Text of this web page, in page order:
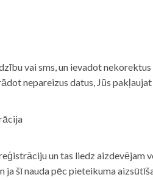
vai sms, un ievadot
nepareizus datus, Jūs
un tas liedz
šī nauda pēc pieteikuma